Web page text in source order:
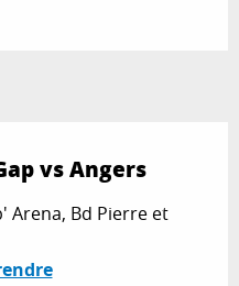
vs Angers
Arena, Bd Pierre et